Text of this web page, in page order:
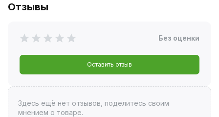
Отзывы
Без оценки
Оставить отзыв
Здесь ещё нет отзывов, поделитесь своим
мнением о товаре.